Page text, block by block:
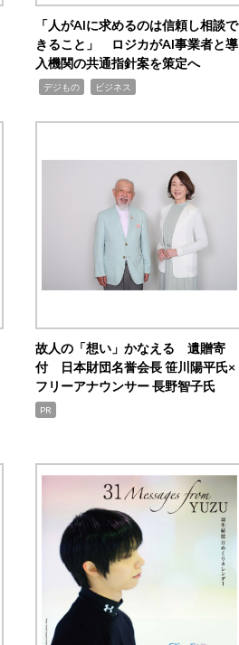
「人がAIに求めるのは信頼し相談で
きること」 ロジカがAI事業者と導
入機関の共通指針案を策定へ
デジもの ビジネス
故人の「想い」かなえる 遺贈寄
付 日本財団名誉会長 笹川陽平氏×
フリーアナウンサー 長野智子氏
PR